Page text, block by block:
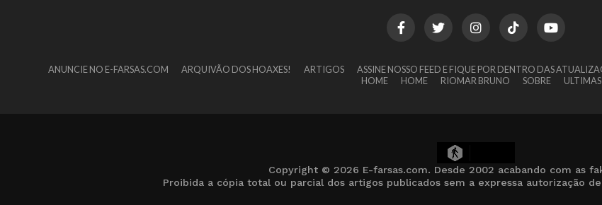
ANUNCIE NO E-FARSAS.COM ARQUIVÃO DOS HOAXES! ARTIGOS ASSINE NOSSO FEED E FIQUE POR DENTRO DAS
HOME
HOME RIOMAR BRUNO SOBRE ULTIMAS
Copyright © 2026 E-farsas.com. Desde 2002 acabando com as
Proibida a cópia total ou parcial dos artigos publicados sem a expressa autorização